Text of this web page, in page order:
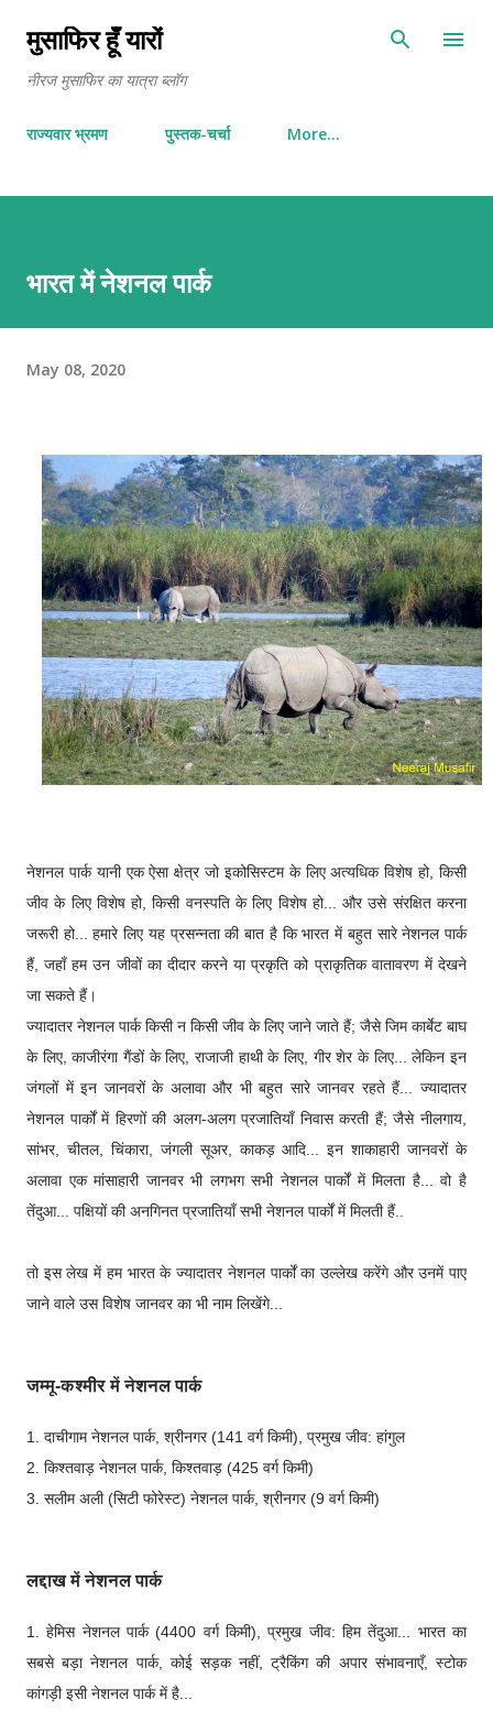
मुसाफिर हूँ यारों
नीरज मुसाफिर का यात्रा ब्लॉग
राज्यवार भ्रमण पुस्तक-चर्चा More…
भारत में नेशनल पार्क
May 08, 2020
नेशनल पार्क यानी एक ऐसा क्षेत्र जो इकोसिस्टम के लिए अत्यधिक विशेष हो, किसी
जीव के लिए विशेष हो, किसी वनस्पति के लिए विशेष हो... और उसे संरक्षित करना
जरूरी हो... हमारे लिए यह प्रसन्नता की बात है कि भारत में बहुत सारे नेशनल पार्क
हैं, जहाँ हम उन जीवों का दीदार करने या प्रकृति को प्राकृतिक वातावरण में देखने
जा सकते हैं।
ज्यादातर नेशनल पार्क किसी न किसी जीव के लिए जाने जाते हैं; जैसे जिम कार्बेट बाघ
के लिए, काजीरंगा गैंडों के लिए, राजाजी हाथी के लिए, गीर शेर के लिए... लेकिन इन
जंगलों में इन जानवरों के अलावा और भी बहुत सारे जानवर रहते हैं... ज्यादातर
नेशनल पार्कों में हिरणों की अलग-अलग प्रजातियाँ निवास करती हैं; जैसे नीलगाय,
सांभर, चीतल, चिंकारा, जंगली सूअर, काकड़ आदि... इन शाकाहारी जानवरों के
अलावा एक मांसाहारी जानवर भी लगभग सभी नेशनल पार्कों में मिलता है... वो है
तेंदुआ... पक्षियों की अनगिनत प्रजातियाँ सभी नेशनल पार्कों में मिलती हैं..
तो इस लेख में हम भारत के ज्यादातर नेशनल पार्कों का उल्लेख करेंगे और उनमें पाए
जाने वाले उस विशेष जानवर का भी नाम लिखेंगे...
जम्मू-कश्मीर में नेशनल पार्क
1. दाचीगाम नेशनल पार्क, श्रीनगर (141 वर्ग किमी), प्रमुख जीव: हांगुल
2. किश्तवाड़ नेशनल पार्क, किश्तवाड़ (425 वर्ग किमी)
3. सलीम अली (सिटी फोरेस्ट) नेशनल पार्क, श्रीनगर (9 वर्ग किमी)
लद्दाख में नेशनल पार्क
1. हेमिस नेशनल पार्क (4400 वर्ग किमी), प्रमुख जीव: हिम तेंदुआ... भारत का
सबसे बड़ा नेशनल पार्क, कोई सड़क नहीं, ट्रैकिंग की अपार संभावनाएँ, स्टोक
कांगड़ी इसी नेशनल पार्क में है...